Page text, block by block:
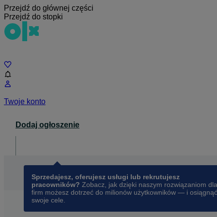
Przejdź do głównej części
Przejdź do stopki
Twoje konto
Dodaj ogłoszenie
Sprzedajesz, oferujesz usługi lub rekrutujesz
pracowników? Zobacz, jak dzięki naszym rozwiązaniom dla
firm możesz dotrzeć do milionów użytkowników — i osiągnąć
swoje cele.